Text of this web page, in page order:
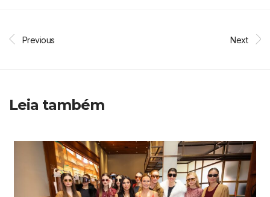
Previous Next
Leia também